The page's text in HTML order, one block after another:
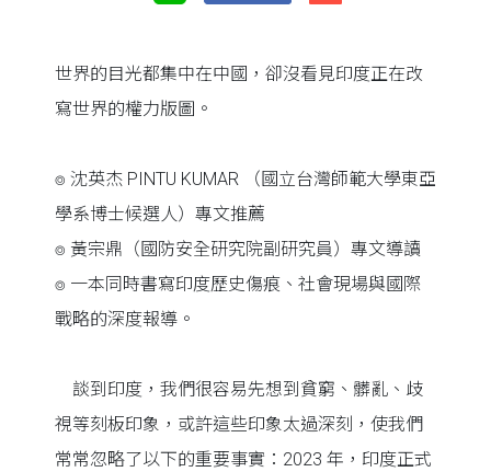
世界的目光都集中在中國，卻沒看見印度正在改
寫世界的權力版圖。
⌾ 沈英杰 PINTU KUMAR （國立台灣師範大學東亞
學系博士候選人）專文推薦
⌾ 黃宗鼎（國防安全研究院副研究員）專文導讀
⌾ 一本同時書寫印度歷史傷痕、社會現場與國際
戰略的深度報導。
談到印度，我們很容易先想到貧窮、髒亂、歧
視等刻板印象，或許這些印象太過深刻，使我們
常常忽略了以下的重要事實：2023 年，印度正式